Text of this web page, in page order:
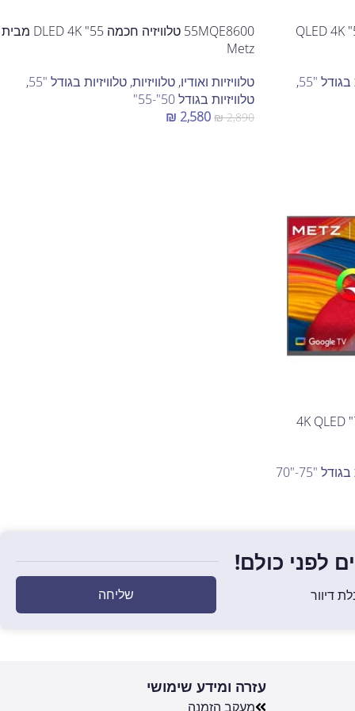
55MQE7500Z טלוויזיה חכמה 55" QLED 4K
"55
,
55MQE8600 טלוויזיה חכמה 55" DLED 4K מבית
Metz
טלוויזיות ואודיו, טלוויזיות, טלוויזיות בגודל "55
,
טלוויזיות בגודל 50"-55"
₪2,890
₪ 2,580
75MQF7500Z טלוויזיה חכמה 75" 4K QLED
"75-"70
לפני כולם!
דיוור שליחה
עזרה ומידע שימושי
מעקב הזמנה